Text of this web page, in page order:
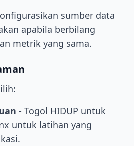
sumber data
apabila berbilang
metrik yang sama.
- Togol HIDUP untuk
untuk latihan yang